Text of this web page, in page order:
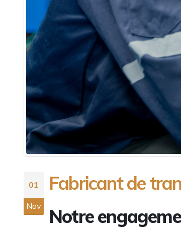
01
Nov
Fabricant de
Notre